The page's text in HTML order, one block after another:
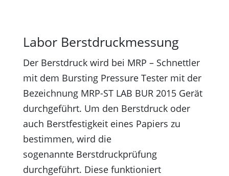
Labor Berstdruckmessung
Der Berstdruck wird bei MRP – Schnettler
mit dem Bursting Pressure Tester mit der
Bezeichnung MRP-ST LAB BUR 2015 Gerät
durchgeführt. Um den Berstdruck oder
auch Berstfestigkeit eines Papiers zu
bestimmen, wird die
sogenannte Berstdruckprüfung
durchgeführt. Diese funktioniert